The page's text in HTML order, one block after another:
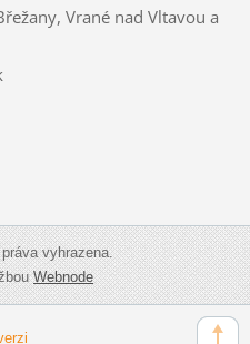
Vrané nad Vltavou a
vyhrazena.
Webnode